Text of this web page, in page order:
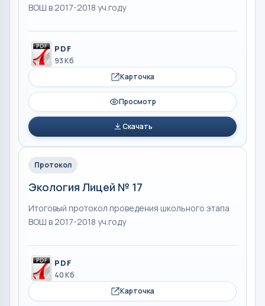
ВОШ в 2017-2018 уч.году
PDF
93 Кб
Карточка
Просмотр
Скачать
Протокол
Экология Лицей № 17
Итоговый протокол проведения школьного этапа
ВОШ в 2017-2018 уч.году
PDF
40 Кб
Карточка